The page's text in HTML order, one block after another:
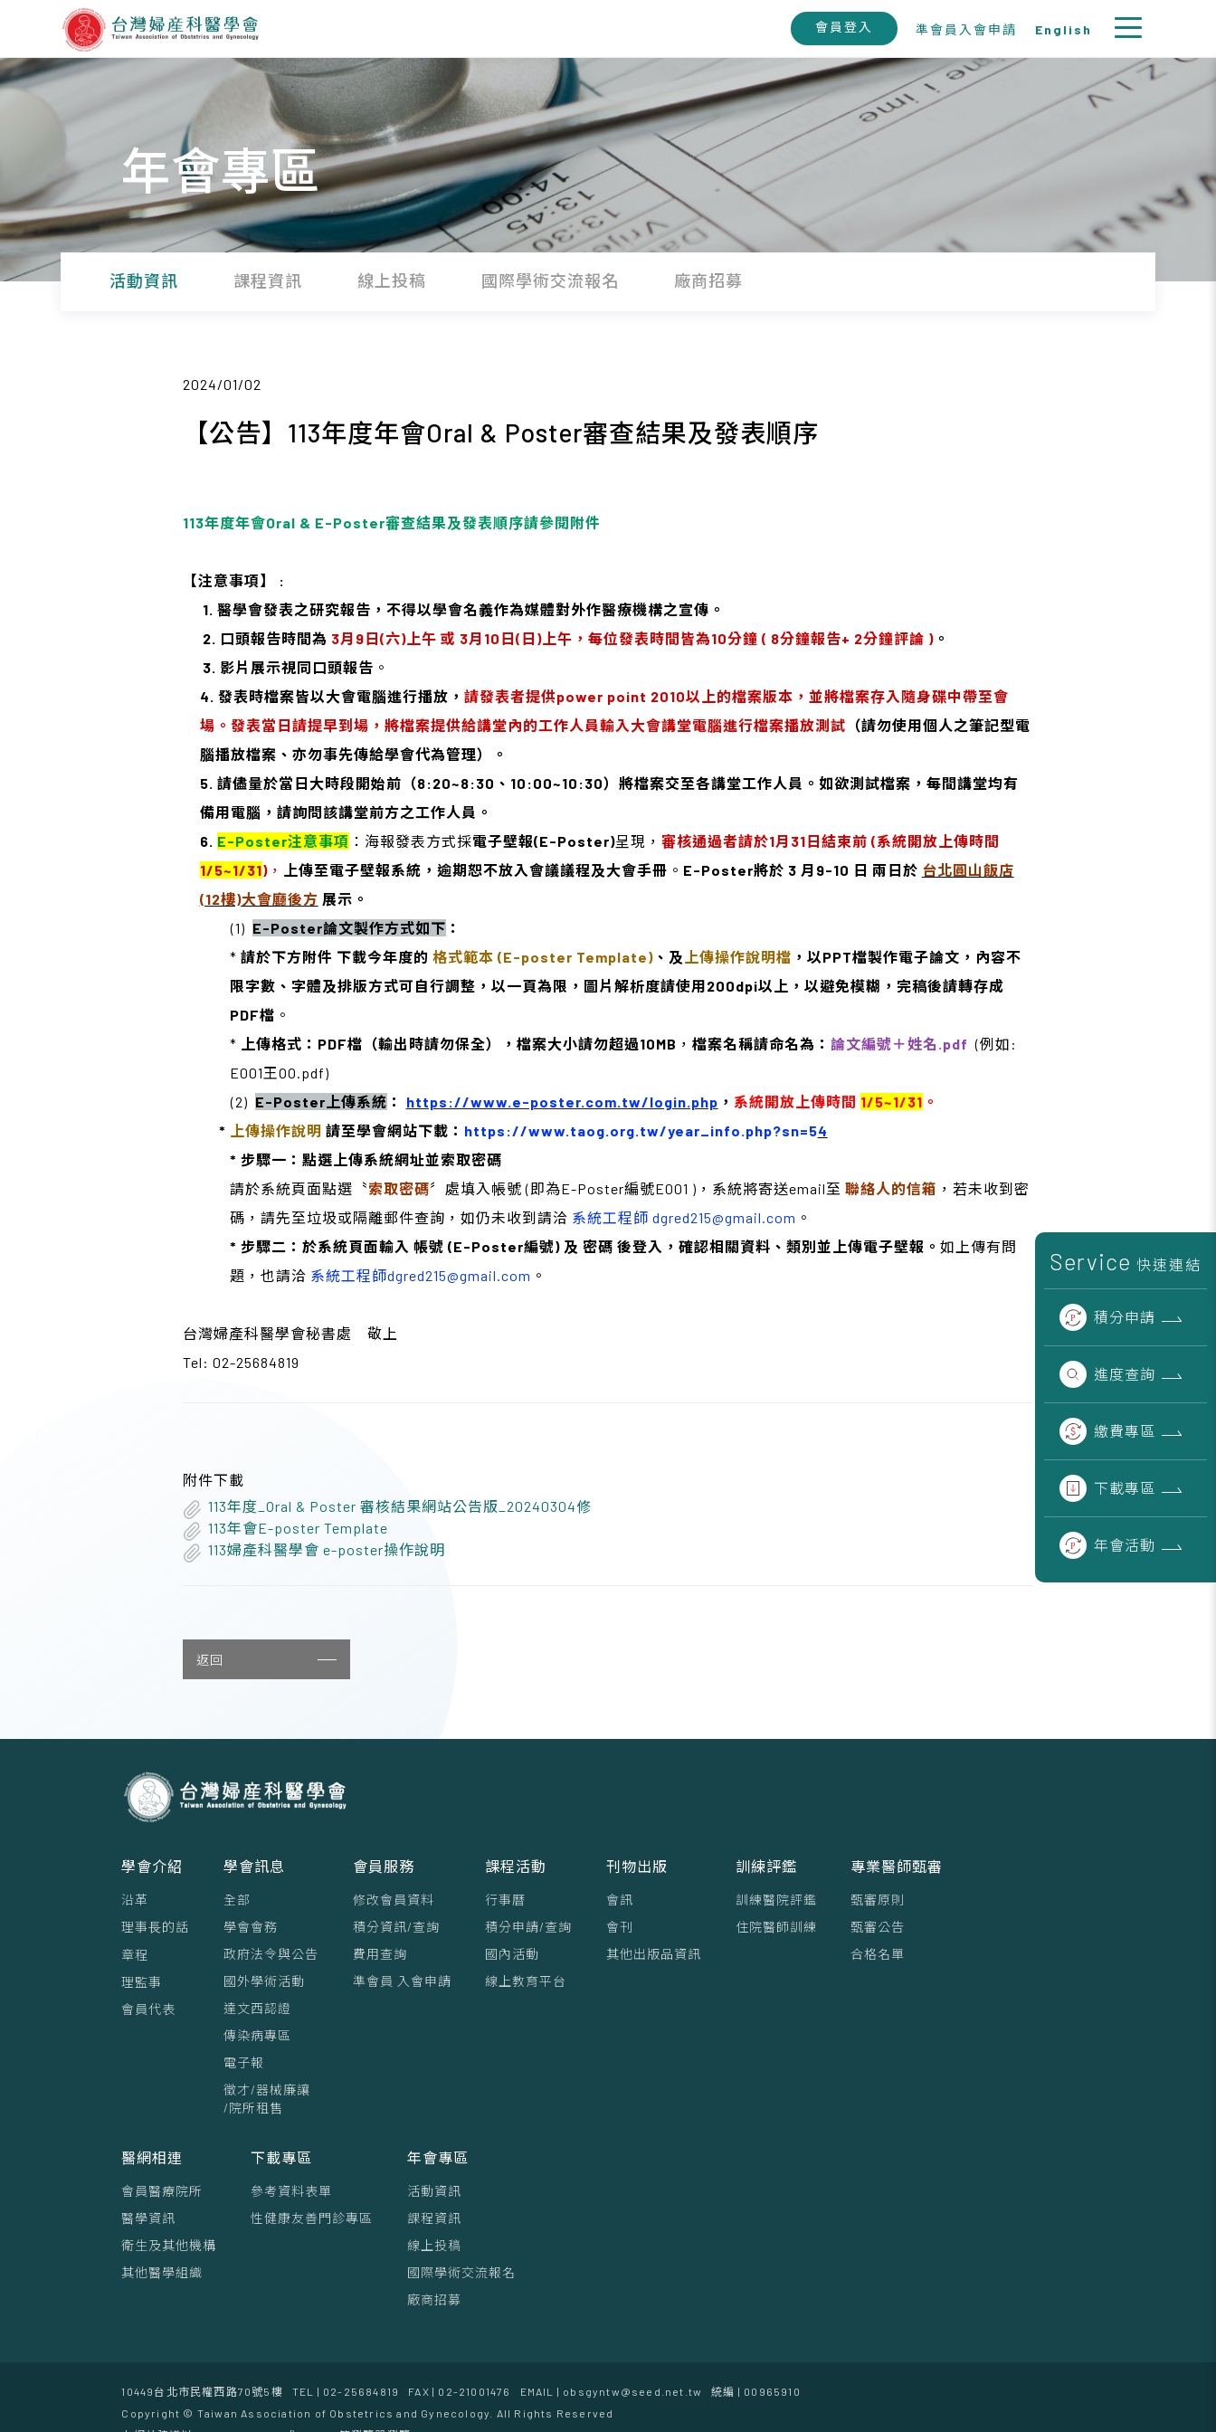
會員登入 準會員入會申請 English
Service 快速連結
積分申請
進度查詢
繳費專區
下載專區
年會活動
年會專區
活動資訊 課程資訊 線上投稿 國際學術交流報名 廠商招募
2024/01/02
【公告】113年度年會Oral & Poster審查結果及發表順序
113年度年會Oral & E-Poster審查結果及發表順序請參閱附件
【注意事項】 :
1. 醫學會發表之研究報告，不得以學會名義作為媒體對外作醫療機構之宣傳。
2. 口頭報告時間為 3月9日(六)上午 或 3月10日(日)上午，每位發表時間皆為10分鐘 ( 8分鐘報告+ 2分鐘評論 )。
3. 影片展示視同口頭報告 。
4. 發表時檔案皆以大會電腦進行播放， 請發表者提供power point 2010以上的檔案版本，並將檔案存入隨身碟中帶至會
場。發表當日請提早到場，將檔案提供給講堂內的工作人員輸入大會講堂電腦進行檔案播放測試 （請勿使用個人之筆記型電
腦播放檔案、亦勿事先傳給學會代為管理）。
5. 請儘量於當日大時段開始前（8:20~8:30、10:00~10:30）將檔案交至各講堂工作人員。如欲測試檔案，每間講堂均有
備用電腦，請詢問該講堂前方之工作人員。
6. E-Poster注意事項 ：海報發表方式採電子壁報(E-Poster)呈現， 審核通過者請於1月31日結束前 (系統開放上傳時間
1/5~1/31)， 上傳至電子壁報系統，逾期恕不放入會議議程及大會手冊 。 E-Poster將於 3 月9-10 日 兩日於 台北圓山飯店
(12樓)大會廳後方 展示。
(1) E-Poster論文製作方式如下 ：
* 請於下方附件 下載今年度的 格式範本 (E-poster Template)、及 上傳操作說明檔 ，以PPT檔製作電子論文，內容不
限字數、字體及排版方式可自行調整，以一頁為限，圖片解析度請使用200dpi以上，以避免模糊，完稿後請轉存成
PDF檔 。
*
上傳格式：PDF檔（輸出時請勿保全），檔案大小請勿超過10MB ， 檔案名稱請命名為： 論文編號＋姓名.pdf (例如:
E001王OO.pdf)
(2) E-Poster 上傳系統 ： https://www.e-poster.com.tw/login.php ， 系統開放上傳時間 1/5~1/31 。
*
上傳操作說明 請至學會網站下載： https://www.taog.org.tw/year_info.php?sn=54
* 步驟一：點選上傳系統網址並索取密碼
請於系統頁面點選〝索取密碼〞處填入帳號 (即為E-Poster編號E001 )，系統將寄送email至 聯絡人的信箱 ，若未收到密
碼，請先至垃圾或隔離郵件查詢，如仍未收到請洽 系統工程師 dgred215@gmail.com 。
* 步驟二：於系統頁面輸入 帳號 (E-Poster編號) 及 密碼 後登入，確認相關資料、類別並上傳電子壁報。 如上傳有問
題，也請洽 系統工程師dgred215@gmail.com 。
台灣婦產科醫學會秘書處 敬上
Tel: 02-25684819
附件下載
113年度_Oral & Poster 審核結果網站公告版_20240304修
113年會E-poster Template
113婦產科醫學會 e-poster操作說明
返回
學會介紹
沿革
理事⻑的話
章程
理監事
會員代表
學會訊息
全部
學會會務
政府法令與公告
國外學術活動
達文西認證
傳染病專區
電子報
徵才/器械廉讓
/院所租售
會員服務
修改會員資料
積分資訊/查詢
費用查詢
準會員 入會申請
課程活動
行事曆
積分申請/查詢
國內活動
線上教育平台
刊物出版
會訊
會刊
其他出版品資訊
訓練評鑑
訓練醫院評鑑
住院醫師訓練
專業醫師甄審
甄審原則
甄審公告
合格名單
醫網相連
會員醫療院所
醫學資訊
衛生及其他機構
其他醫學組織
下載專區
參考資料表單
性健康友善門診專區
年會專區
活動資訊
課程資訊
線上投稿
國際學術交流報名
廠商招募
10449台北市民權西路70號5樓 TEL | 02-25684819 FAX | 02-21001476 EMAIL | obsgyntw@seed.net.tw
統編 | 00965910
Copyright © Taiwan Association of Obstetrics and Gynecology. All Rights Reserved